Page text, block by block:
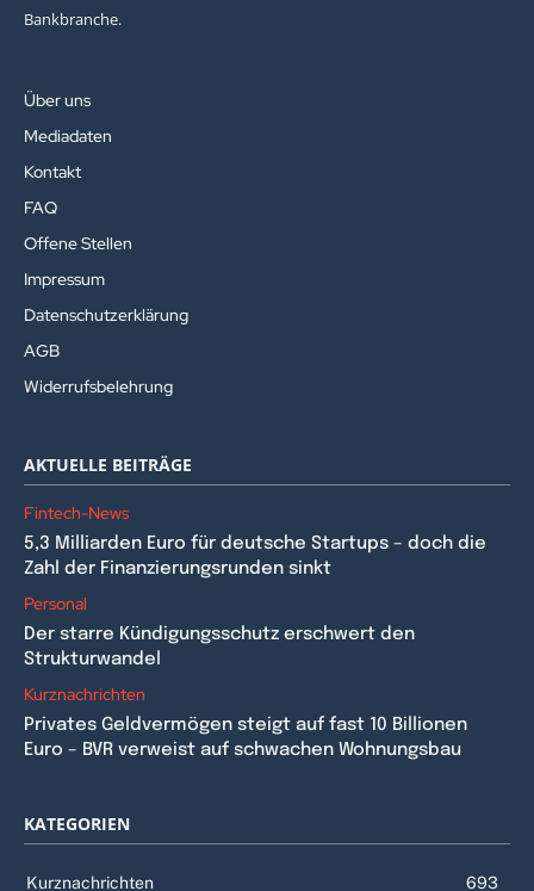
Bankbranche.
Über uns
Mediadaten
Kontakt
FAQ
Offene Stellen
Impressum
Datenschutzerklärung
AGB
Widerrufsbelehrung
AKTUELLE BEITRÄGE
Fintech-News
5,3 Milliarden Euro für deutsche Startups – doch die
Zahl der Finanzierungsrunden sinkt
Personal
Der starre Kündigungsschutz erschwert den
Strukturwandel
Kurznachrichten
Privates Geldvermögen steigt auf fast 10 Billionen
Euro – BVR verweist auf schwachen Wohnungsbau
KATEGORIEN
Kurznachrichten 693